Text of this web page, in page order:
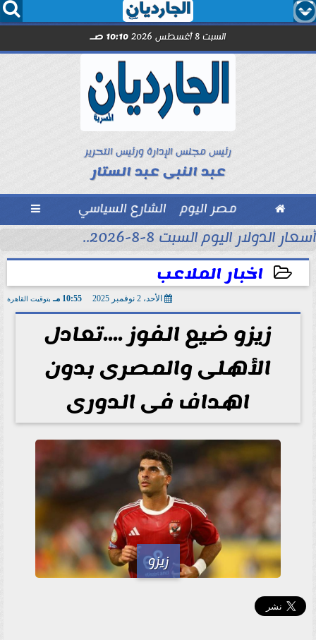
  
السبت 8 أغسطس 2026 10:10 صـ
رئيس مجلس الإدارة ورئيس التحرير
عبد النبى عبد الستار
 مصر اليوم الشارع السياسي 
أسعار الدولار اليوم السبت 8-8-2026..
اخبار الملاعب
الأحد، 2 نوفمبر 2025 10:55 مـ بتوقيت القاهرة
زيزو ضيع الفوز ....تعادل
الأهلى والمصرى بدون
اهداف فى الدورى
زيزو